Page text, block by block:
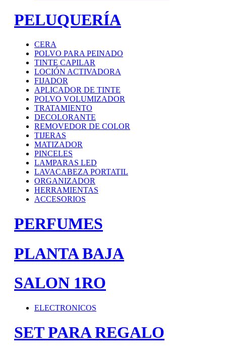
PELUQUERÍA
CERA
POLVO PARA PEINADO
TINTE CAPILAR
LOCIÓN ACTIVADORA
FIJADOR
APLICADOR DE TINTE
POLVO VOLUMIZADOR
TRATAMIENTO
DECOLORANTE
REMOVEDOR DE COLOR
TIJERAS
MATIZADOR
PINCELES
LAMPARAS LED
LAVACABEZA PORTATIL
ORGANIZADOR
HERRAMIENTAS
ACCESORIOS
PERFUMES
PLANTA BAJA
SALON 1RO
ELECTRONICOS
SET PARA REGALO